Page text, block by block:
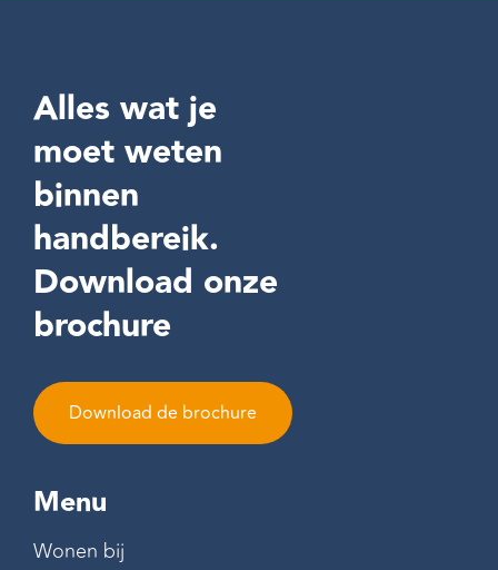
Alles wat je
moet weten
binnen
handbereik.
Download onze
brochure
Download de brochure
Menu
Wonen bij